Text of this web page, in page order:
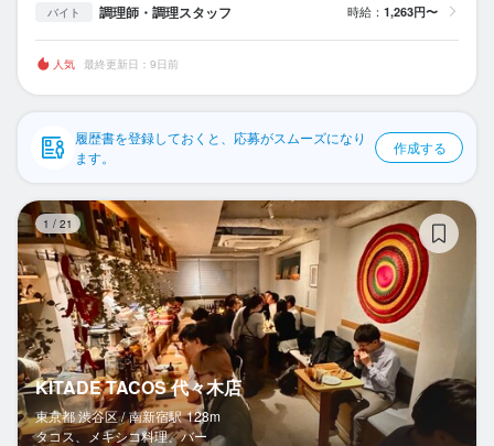
プライバシーポリシー
利用規約
企業情報
バイト 調理師・調理スタッフ 時給： 1,263円〜
人気 最終更新日：9日前
履歴書を登録しておくと、応募がスムーズになり
ます。
作成する
1 / 21
KITADE TACOS 代々木店
東京都 渋谷区 / 南新宿駅 128m
タコス、メキシコ料理、バー